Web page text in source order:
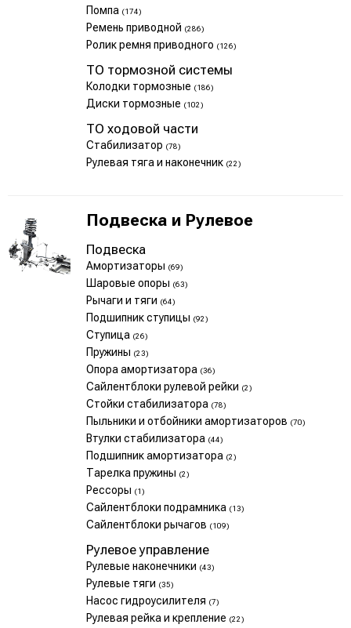
Помпа (174)
Ремень приводной (286)
Ролик ремня приводного (126)
ТО тормозной системы
Колодки тормозные (186)
Диски тормозные (102)
ТО ходовой части
Стабилизатор (78)
Рулевая тяга и наконечник (22)
Подвеска и Рулевое
Подвеска
Амортизаторы (69)
Шаровые опоры (63)
Рычаги и тяги (64)
Подшипник ступицы (92)
Ступица (26)
Пружины (23)
Опора амортизатора (36)
Сайлентблоки рулевой рейки (2)
Стойки стабилизатора (78)
Пыльники и отбойники амортизаторов (70)
Втулки стабилизатора (44)
Подшипник амортизатора (2)
Тарелка пружины (2)
Рессоры (1)
Сайлентблоки подрамника (13)
Сайлентблоки рычагов (109)
Рулевое управление
Рулевые наконечники (43)
Рулевые тяги (35)
Насос гидроусилителя (7)
Рулевая рейка и крепление (22)